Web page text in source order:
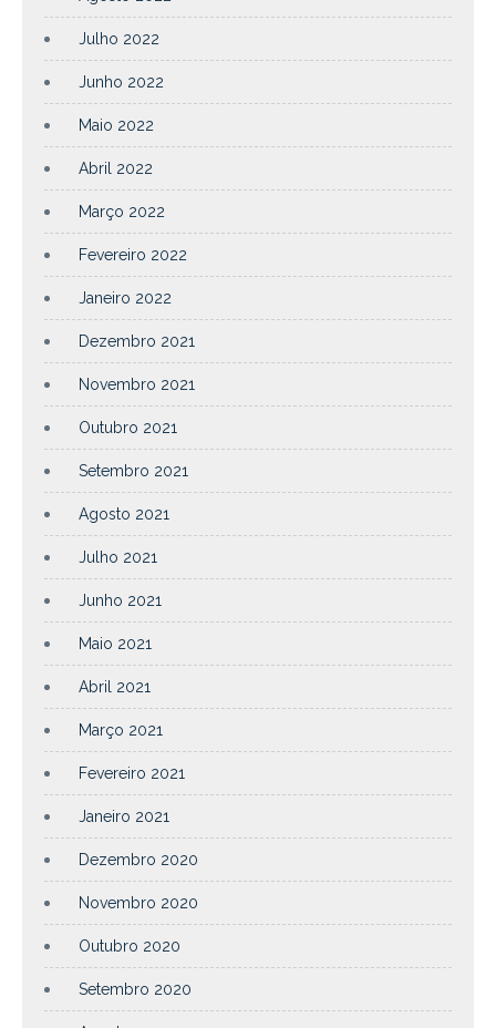
Julho 2022
Junho 2022
Maio 2022
Abril 2022
Março 2022
Fevereiro 2022
Janeiro 2022
Dezembro 2021
Novembro 2021
Outubro 2021
Setembro 2021
Agosto 2021
Julho 2021
Junho 2021
Maio 2021
Abril 2021
Março 2021
Fevereiro 2021
Janeiro 2021
Dezembro 2020
Novembro 2020
Outubro 2020
Setembro 2020